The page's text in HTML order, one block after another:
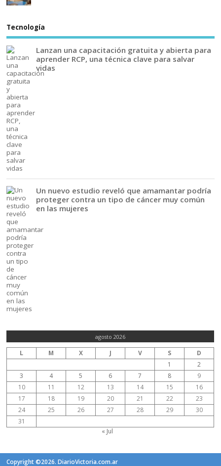
Tecnología
Lanzan una capacitación gratuita y abierta para
aprender RCP, una técnica clave para salvar
vidas
Un nuevo estudio reveló que amamantar podría
proteger contra un tipo de cáncer muy común
en las mujeres
agosto 2026
L M X J V S
D
1
2
3
4 5 6 7 8
9
10
11 12 13 14 15
16
17
18 19 20 21 22
23
24
25 26 27 28 29
30
31
« Jul
Copyright ©2026. DiarioVictoria.com.ar